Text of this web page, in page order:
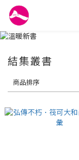
結集叢書
商品排序